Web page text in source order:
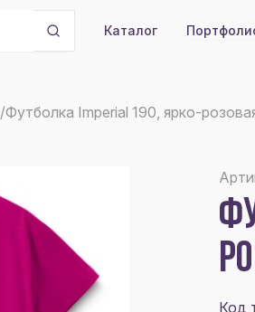
Каталог
/Футболка Imperial 190, ярко-
Код